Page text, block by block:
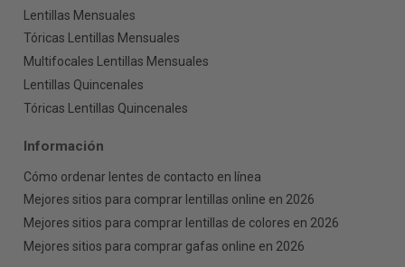
Lentillas Mensuales
Tóricas Lentillas Mensuales
Multifocales Lentillas Mensuales
Lentillas Quincenales
Tóricas Lentillas Quincenales
Información
Cómo ordenar lentes de contacto en línea
Mejores sitios para comprar lentillas online en 2026
Mejores sitios para comprar lentillas de colores en 2026
Mejores sitios para comprar gafas online en 2026